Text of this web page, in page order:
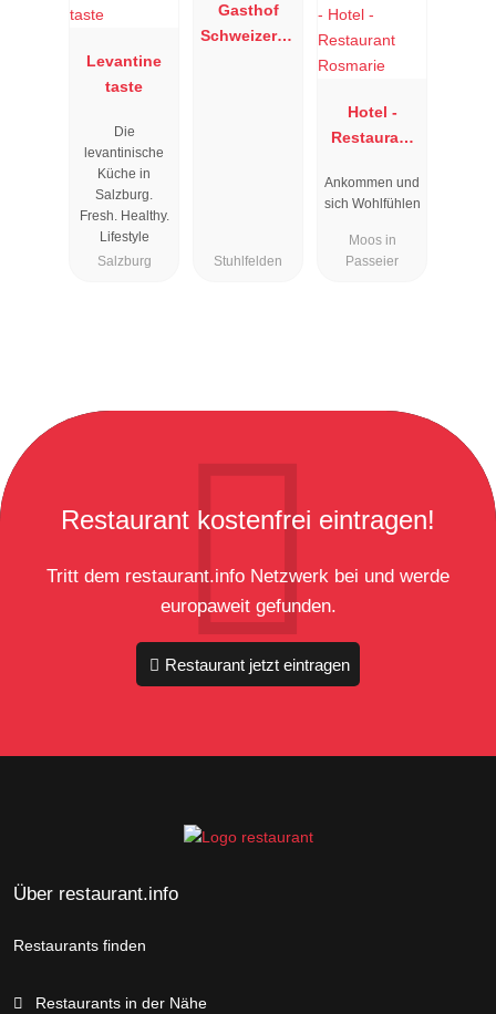
Levantine
taste
Die
levantinische
Küche in
Salzburg.
Fresh. Healthy.
Lifestyle
Salzburg
Gasthof
Schweizerha
Stuhlfelden
Hotel -
Restaurant
Ankommen und
sich Wohlfühlen
Moos in
Passeier
Restaurant kostenfrei eintragen!
Tritt dem restaurant.info Netzwerk bei und werde
europaweit gefunden.
Restaurant jetzt eintragen
Über restaurant.info
Restaurants finden
Restaurants in der Nähe